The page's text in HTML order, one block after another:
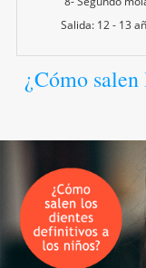
Salida: 12 - 13
¿Cómo